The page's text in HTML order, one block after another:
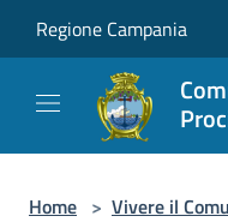
Regione Campania
Home > Vivere il